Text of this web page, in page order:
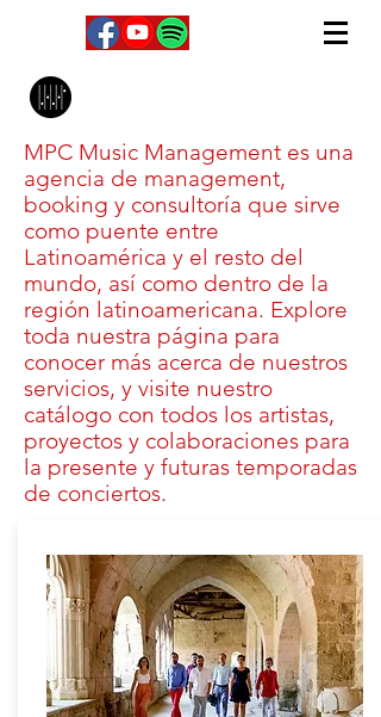
MPC Music Management es una
agencia de management,
booking y consultoría que sirve
como puente entre
Latinoamérica y el resto del
mundo, así como dentro de la
región latinoamericana. Explore
toda nuestra página para
conocer más acerca de nuestros
servicios, y visite nuestro
catálogo con todos los artistas,
proyectos y colaboraciones para
la presente y futuras temporadas
de conciertos.